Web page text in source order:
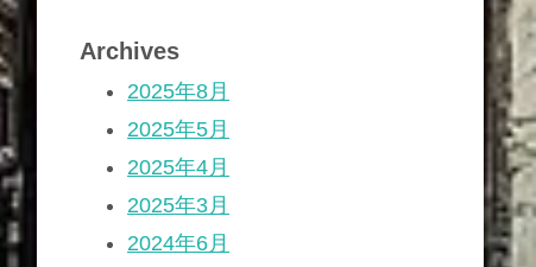
Archives
2025年8月
2025年5月
2025年4月
2025年3月
2024年6月